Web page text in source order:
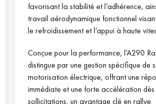
favorisant la stabilité et l’adhérence,
travail aérodynamique fonctionnel
le refroidissement et l’appui à haute
Conçue pour la performance, l’A290
distingue par une gestion spécifique de
motorisation électrique, offrant une
immédiate et une forte accélération dès
sollicitations, un avantage clé en rallye.